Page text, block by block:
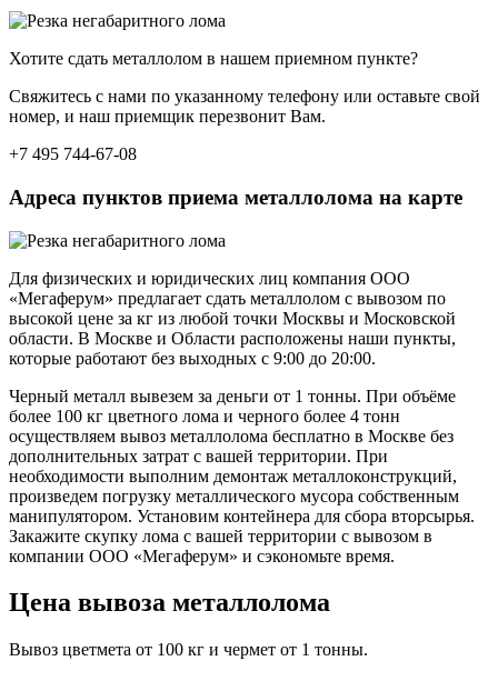
Хотите сдать металлолом в нашем приемном пункте?
Свяжитесь с нами по указанному телефону или оставьте свой
номер, и наш приемщик перезвонит Вам.
+7 495 744-67-08
Адреса пунктов приема металлолома на карте
Для физических и юридических лиц компания ООО
«Мегаферум» предлагает сдать металлолом с вывозом по
высокой цене за кг из любой точки Москвы и Московской
области. В Москве и Области расположены наши пункты,
которые работают без выходных с 9:00 до 20:00.
Черный металл вывезем за деньги от 1 тонны. При объёме
более 100 кг цветного лома и черного более 4 тонн
осуществляем вывоз металлолома бесплатно в Москве без
дополнительных затрат с вашей территории. При
необходимости выполним демонтаж металлоконструкций,
произведем погрузку металлического мусора собственным
манипулятором. Установим контейнера для сбора вторсырья.
Закажите скупку лома с вашей территории с вывозом в
компании ООО «Мегаферум» и сэкономьте время.
Цена вывоза металлолома
Вывоз цветмета от 100 кг и чермет от 1 тонны.